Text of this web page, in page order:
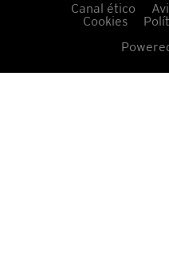
Canal ético
Cookies